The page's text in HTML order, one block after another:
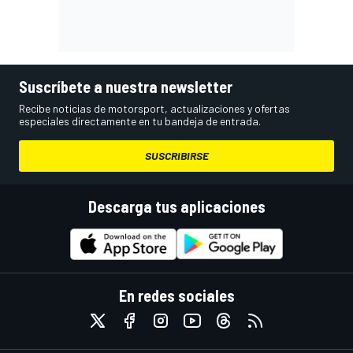
Suscríbete a nuestra newsletter
Recibe noticias de motorsport, actualizaciones y ofertas
especiales directamente en tu bandeja de entrada.
SUSCRIBIRSE
Descarga tus aplicaciones
En redes sociales